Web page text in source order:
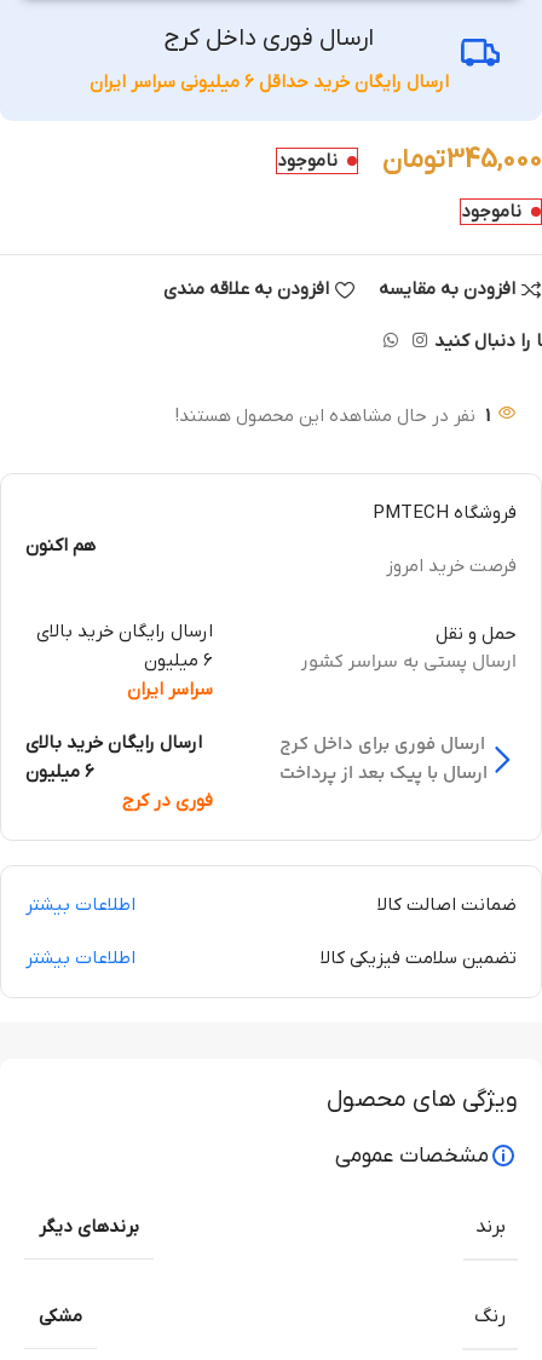
ارسال فوری داخل کرج
ارسال رایگان خرید حداقل 6 میلیونی سراسر ایران
345,000تومان ناموجود
ناموجود
افزودن به مقایسه افزودن به علاقه مندی
را دنبال کنید
1 نفر در حال مشاهده این محصول هستند!
فروشگاه PMTECH
فرصت خرید امروز
هم اکنون
حمل و نقل
ارسال پستی به سراسر کشور
ارسال رایگان خرید بالای
6 میلیون
سراسر ایران
ارسال فوری برای داخل کرج
ارسال با پیک بعد از پرداخت
ارسال رایگان خرید بالای
6 میلیون
فوری در کرج
ضمانت اصالت کالا اطلاعات بیشتر
تضمین سلامت فیزیکی کالا اطلاعات بیشتر
ویژگی های محصول
مشخصات عمومی
برند برندهای دیگر
رنگ مشکی